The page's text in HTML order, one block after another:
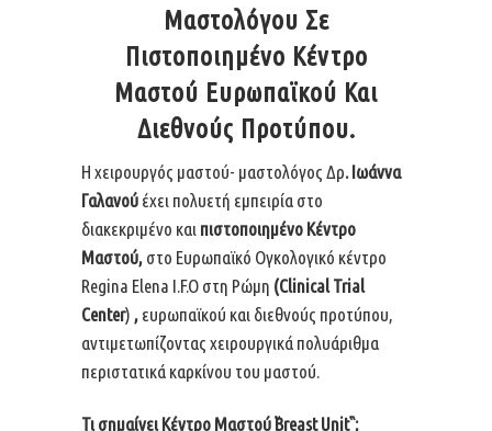
Μαστολόγου Σε
Πιστοποιημένο Κέντρο
Μαστού Ευρωπαϊκού Και
Διεθνούς Προτύπου.
Η χειρουργός μαστού- μαστολόγος Δρ. Ιωάννα
Γαλανού έχει πολυετή εμπειρία στο
διακεκριμένο και πιστοποιημένo Κέντρo
Μαστού, στο Ευρωπαϊκό Ογκολογικό κέντρο
Regina Elena I.F.O στη Ρώμη (ClinicalTrial
Center) , ευρωπαϊκού και διεθνούς προτύπου,
αντιμετωπίζοντας χειρουργικά πολυάριθμα
περιστατικά καρκίνου του μαστού.
Τι σημαίνει Κέντρο Μαστού ῞Breast Unit῝;